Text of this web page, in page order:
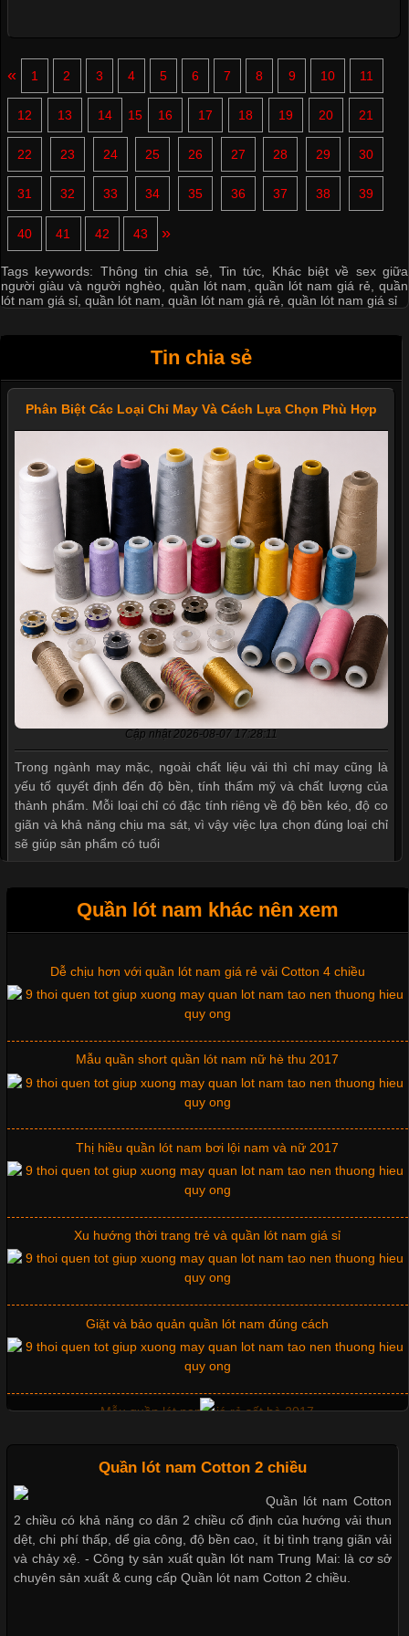
« 1 2 3 4 5 6 7 8 9 10 11
12 13 14 15 16 17 18 19 20 21
22 23 24 25 26 27 28 29 30
31 32 33 34 35 36 37 38 39
40 41 42 43 »
Tags keywords: Thông tin chia sẻ ,Tin tức
Khác biệt về sex giữa
người giàu và người nghèo, quần lót nam ,quần lót nam giá rẻ ,quần
lót nam giá sỉ quần lót nam quần lót nam giá rẻ quần lót nam giá sỉ
Tin chia sẻ
Phân Biệt Các Loại Chỉ May Và Cách Lựa Chọn Phù Hợp
Cập nhật 2026-08-07 17:28:11
Trong ngành may mặc, ngoài chất liệu vải thì chỉ may cũng là
yếu tố quyết định đến độ bền, tính thẩm mỹ và chất lượng của
thành phẩm. Mỗi loại chỉ có đặc tính riêng về độ bền kéo, độ co
giãn và khả năng chịu ma sát, vì vậy việc lựa chọn đúng loại chỉ
sẽ giúp sản phẩm có tuổi
Cập nhật 2026-07-07 15:54:44
đến chất lượng sản phẩm và mức độ hài lòng của khách hàng.
Đối với những đơn vị kinh doanh áo thun đồng phục hay đồ lót
nam, việc lựa chọn đúng loại vải sẽ giúp nâng cao giá trị sản
phẩm, giảm tỷ lệ hàng lỗi và
Tìm Hiểu Các Kiểu Cổ Áo Thun Được Ưa Chuộng Trong
Ngành Thời Trang
Áo thun là một trong những trang phục phổ biến nhất hiện nay
nhờ tính tiện dụng, dễ phối đồ và phù hợp với nhiều đối tượng.
Bên cạnh chất liệu và kiểu dáng, phần cổ áo cũng là yếu tố
loại cổ áo sẽ mang đến một vẻ đẹp khác
Những Mẫu Áo Thun Đồng Phục Công Ty Được Ưa
Chuộng Hiện Nay
Cập nhật 2026-06-01 14:23:34
Quần lót nam khác nên xem
Mẫu quần short quần lót nam nữ hè thu 2017
Thị hiều quần lót nam bơi lội nam và nữ 2017
Xu hướng thời trang trẻ và quần lót nam giá sỉ
Giặt và bảo quản quần lót nam đúng cách
Mẫu quần lót nam giá rẻ sốt hè 2017
Những mẩu quần lót nam thông dụng hiện nay
Bộ sưu tập quần lót nam Boxer TpHCM
Quần lót nam boxer thun lạnh
Quần lót nam Cotton 2 chiều
Quần lót nam Cotton
2 chiều có khả năng co dãn 2 chiều cố định của hướng vải thun
dệt, chi phí thấp, dể gia công, độ bền cao, ít bị tình trạng giãn vải
và chảy xệ. - Công ty sản xuất quần lót nam Trung Mai: là cơ sở
chuyên sản xuất & cung cấp Quần lót nam Cotton 2 chiều.